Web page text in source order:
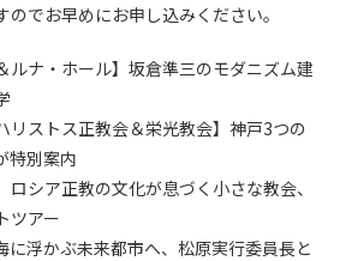
でお早めにお申し込みください。
ナ・ホール】坂倉準三のモダニズム建
ストス正教会＆栄光教会】神戸3つの
特別案内
シア正教の文化が息づく小さな教会、
ツアー
浮かぶ未来都市へ、松原実行委員長と